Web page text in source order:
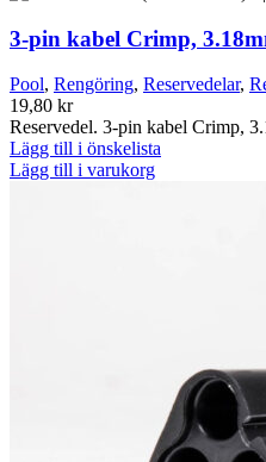
3-pin kabel Crimp,
Pool, Rengöring, Reservedelar,
19,80 kr
Reservedel. 3-pin kabel Crimp,
Lägg till i önskelista
Lägg till i varukorg